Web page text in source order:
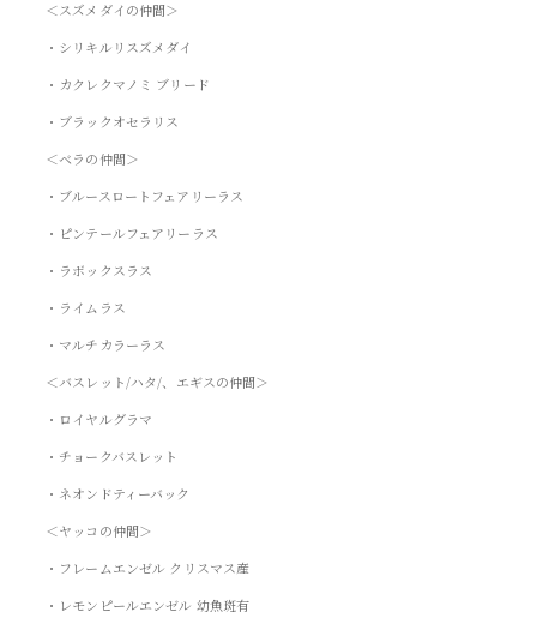
＜スズメダイの仲間＞
・シリキルリスズメダイ
・カクレクマノミ ブリード
・ブラックオセラリス
＜ベラの仲間＞
・ブルースロートフェアリーラス
・ピンテールフェアリーラス
・ラボックスラス
・ライムラス
・マルチカラーラス
＜バスレット/ハタ/、エギスの仲間＞
・ロイヤルグラマ
・チョークバスレット
・ネオンドティーバック
＜ヤッコの仲間＞
・フレームエンゼル クリスマス産
・レモンピールエンゼル 幼魚斑有